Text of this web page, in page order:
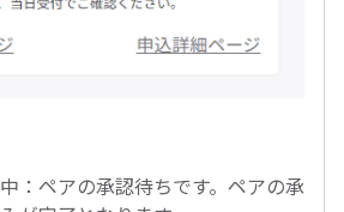
：ペアの承認待ちです。ペアの承